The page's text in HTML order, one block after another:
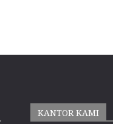
KANTOR KAMI